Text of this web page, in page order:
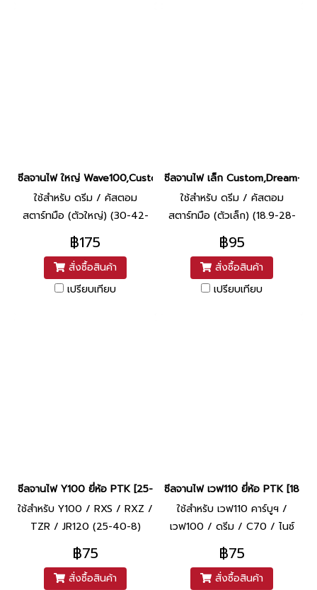
ซีลจานไฟ ใหญ่ Wave100,Custom,Dream-มือ แท้ศูนย์ (30-42-4.5)
ใช้สำหรับ ดรีม / คัสตอม
สตาร์ทมือ (ตัวใหญ่) (30-42-
฿175
สั่งซื้อสินค้า
เปรียบเทียบ
ซีลจานไฟ เล็ก Custom,Dream-
ใช้สำหรับ ดรีม / คัสตอม
สตาร์ทมือ (ตัวเล็ก) (18.9-28-
฿95
สั่งซื้อสินค้า
เปรียบเทียบ
ซีลจานไฟ Y100 ยี่ห้อ PTK [25-40-8]
ใช้สำหรับ Y100 / RXS / RXZ /
TZR / JR120 (25-40-8)
฿75
สั่งซื้อสินค้า
ซีลจานไฟ เวฟ110 ยี่ห้อ PTK
ใช้สำหรับ เวฟ110 คาร์บูฯ /
เวฟ100 / ดรีม / C70 / ไนซ์
(18.9-30-5)
฿75
สั่งซื้อสินค้า